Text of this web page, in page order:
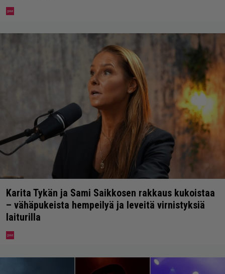
Karita Tykän ja Sami Saikkosen rakkaus kukoistaa
– vähäpukeista hempeilyä ja leveitä virnistyksiä
laiturilla